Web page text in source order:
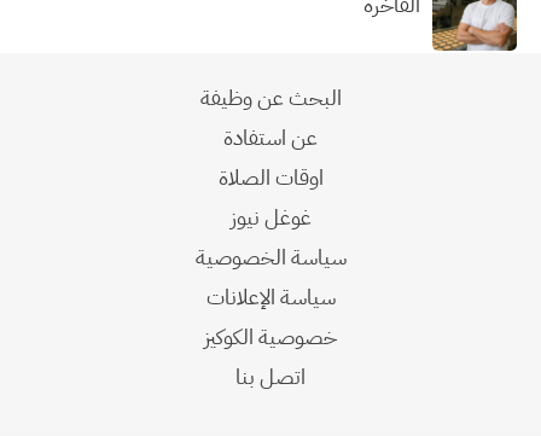
البحث عن وظيفة
عن استفادة
اوقات الصلاة
غوغل نيوز
سياسة الخصوصية
سياسة الإعلانات
خصوصية الكوكيز
اتصل بنا